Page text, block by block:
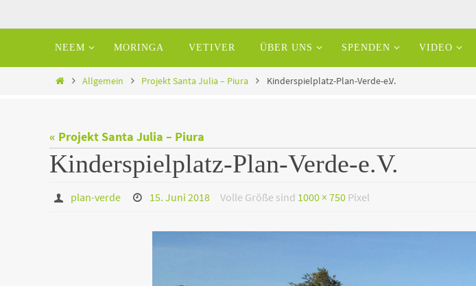
Inhalt
springen
NEEM MORINGA VETIVER ÜBER UNS SPENDEN VIDEO
HomeAllgemein Projekt Santa Julia – Piura Kinderspielplatz-Plan-Verde-e.V.
« Projekt Santa Julia – Piura
Kinderspielplatz-Plan-Verde-e.V.
plan-verde 15. Juni 2018 Volle Größe sind 1000 × 750 Pixel